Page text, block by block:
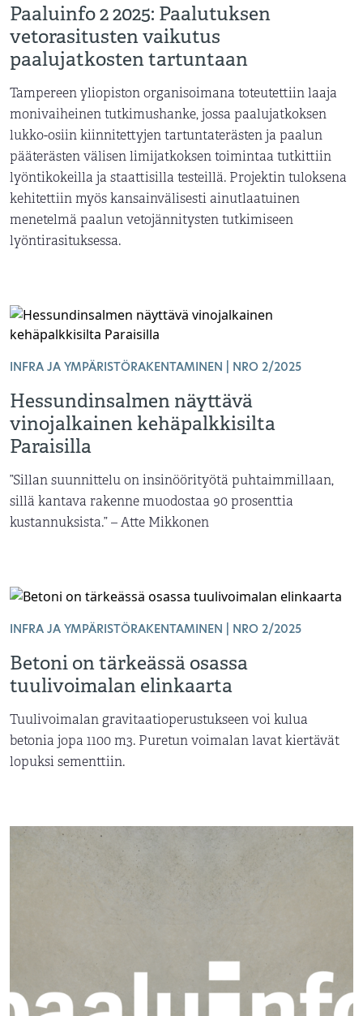
Paaluinfo 2 2025: Paalutuksen
vetorasitusten vaikutus
paalujatkosten tartuntaan
Tampereen yliopiston organisoimana toteutettiin laaja
monivaiheinen tutkimushanke, jossa paalujatkoksen
lukko-osiin kiinnitettyjen tartuntaterästen ja paalun
pääterästen välisen limijatkoksen toimintaa tutkittiin
lyöntikokeilla ja staattisilla testeillä. Projektin tuloksena
kehitettiin myös kansainvälisesti ainutlaatuinen
menetelmä paalun vetojännitysten tutkimiseen
lyöntirasituksessa.
INFRA JA YMPÄRISTÖRAKENTAMINEN | NRO 2/2025
Hessundinsalmen näyttävä
vinojalkainen kehäpalkkisilta
Paraisilla
”Sillan suunnittelu on insinöörityötä puhtaimmillaan,
sillä kantava rakenne muodostaa 90 prosenttia
kustannuksista.” – Atte Mikkonen
INFRA JA YMPÄRISTÖRAKENTAMINEN | NRO 2/2025
Betoni on tärkeässä osassa
tuulivoimalan elinkaarta
Tuulivoimalan gravitaatioperustukseen voi kulua
betonia jopa 1100 m3. Puretun voimalan lavat kiertävät
lopuksi sementtiin.